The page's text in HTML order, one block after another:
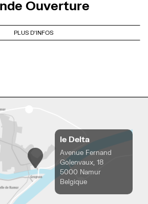
Ouverture
PLUS D'INFOS
le Delta
Avenue Fernand
Golenvaux, 18
5000 Namur
Belgique